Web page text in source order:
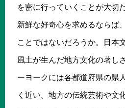
を密に行っていくことが大切
新鮮な好奇心を求めるならば
ことではないだろうか。日本
風土が生んだ地方文化の著し
ーヨークには各都道府県の県
く近い。地方の伝統芸術や文